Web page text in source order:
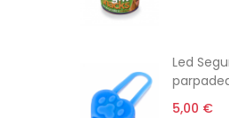
Led
5,00 €